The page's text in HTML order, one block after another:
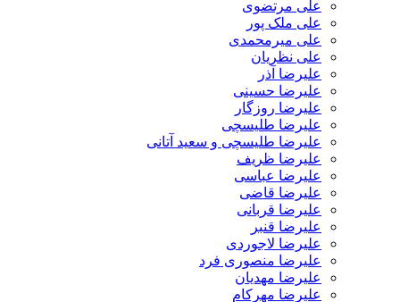
علی مرتضوی
علی ملک پور
علی میرمحمدی
علی نظریان
علیرضا آذر
علیرضا حسینی
علیرضا روزگار
علیرضا طلیسچی
علیرضا طلیسچی و سعید آتانی
علیرضا ظریف
علیرضا عباسی
علیرضا قاضی
علیرضا قربانی
علیرضا قنبر
علیرضا لاجوردی
علیرضا منصوری فرد
علیرضا مهدیان
علیرضا مهرکام